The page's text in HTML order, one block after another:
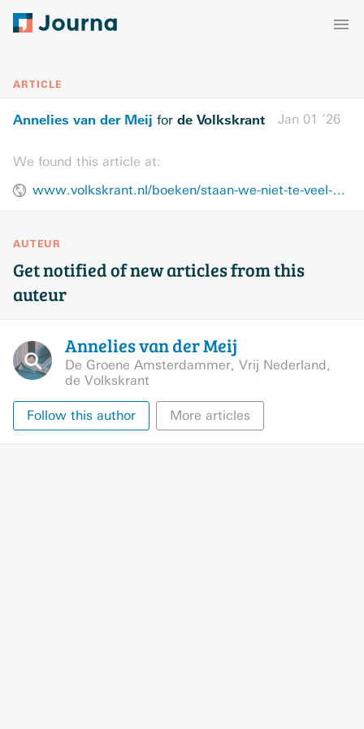
ARTICLE
Annelies van der Meij for de Volkskrant Jan 01 ’26
We found this article at:
www.volkskrant.nl/boeken/staan-we-niet-te-veel-stil-bij-ons-gevoel-laat-je-keuzes-er-eens-wat-minder-van-afhangen~b9ecbefa/
AUTEUR
Get notified of new articles from this
auteur
Annelies van derMeij
De Groene Amsterdammer, Vrij Nederland,
de Volkskrant
Follow this author More articles